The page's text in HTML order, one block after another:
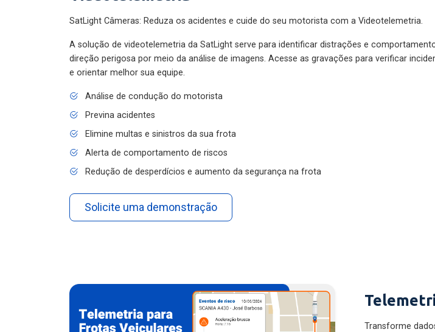
SatLight Câmeras: Reduza os acidentes e cuide do seu motorista com a Videotelemetria.
A solução de videotelemetria da SatLight serve para identificar distrações e
direção perigosa por meio da análise de imagens. Acesse as gravações para verificar
e orientar melhor sua equipe.
Análise de condução do motorista
Previna acidentes
Elimine multas e sinistros da sua frota
Alerta de comportamento de riscos
Redução de desperdícios e aumento da segurança na frota
Solicite uma demonstração
Transforme